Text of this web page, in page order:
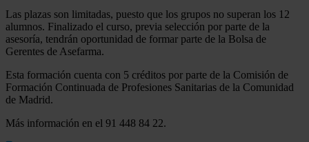
Las plazas son limitadas, puesto que los grupos no superan los 12
alumnos. Finalizado el curso, previa selección por parte de la
asesoría, tendrán oportunidad de formar parte de la Bolsa de
Gerentes de Asefarma.
Esta formación cuenta con 5 créditos por parte de la Comisión de
Formación Continuada de Profesiones Sanitarias de la Comunidad
de Madrid.
Más información en el 91 448 84 22.